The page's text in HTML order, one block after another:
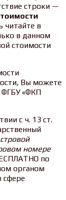
строки —
читайте в
в данном
стоимости
Вы можете
ФГБУ «ФКП
с ч. 13 ст.
номере
по
органом
сфере